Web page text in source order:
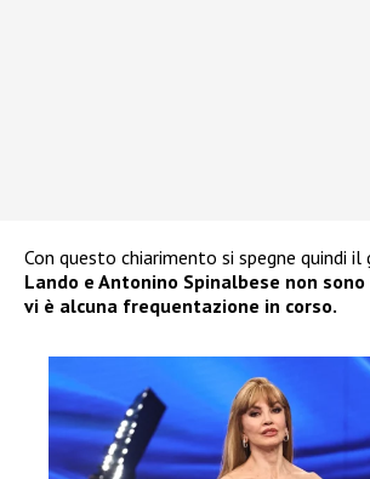
Con questo chiarimento si spegne quindi il
Lando e Antonino Spinalbese non
vi è alcuna frequentazione in corso.